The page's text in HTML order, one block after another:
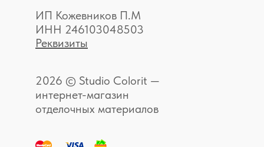
ИП Кожевников П.М
ИНН 246103048503
Реквизиты
2026 © Studio Colorit —
интернет-магазин
отделочных материалов